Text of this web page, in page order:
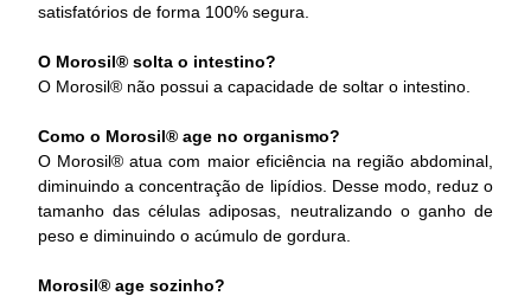
satisfatórios de forma 100% segura.
O Morosil® solta o intestino?
O Morosil® não possui a capacidade de soltar o intestino.
Como o Morosil® age no organismo?
O Morosil® atua com maior eficiência na região abdominal,
diminuindo a concentração de lipídios. Desse modo, reduz o
tamanho das células adiposas, neutralizando o ganho de
peso e diminuindo o acúmulo de gordura.
Morosil® age sozinho?